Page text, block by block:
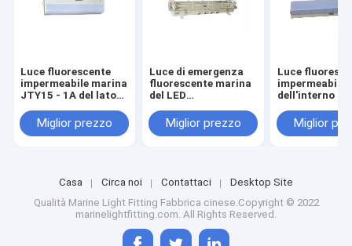
Luce fluorescente
impermeabile marina
JTY15 - 1A del lato
Fluorescent Light
IP20
Miglior prezzo
Luce di emergenza
fluorescente marina
del LED
Mesh Cover jcy24-
2ef
Miglior prezzo
Luce
impermeabile
dell'interno
Fluorescent
JPY40-2 IP22
Miglior
Casa Circa noi Contattaci
Desktop Site
Qualità Marine Light Fitting Fabbrica cinese.Copyright © 2022
marinelightfitting.com. All Rights Reserved.